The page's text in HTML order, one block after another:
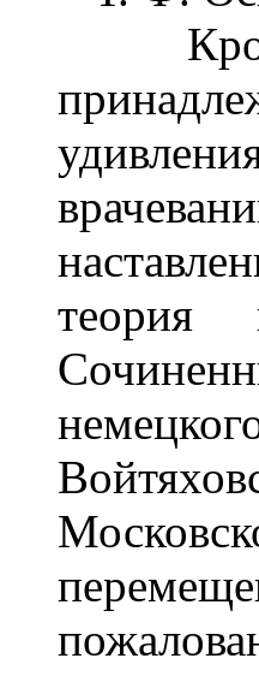
Кроме
теория